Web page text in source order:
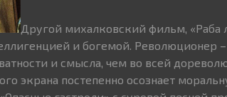
Другой михалковский фильм, «Раба
и богемой. Революционер
и смысла, чем во всей
экрана постепенно осознает